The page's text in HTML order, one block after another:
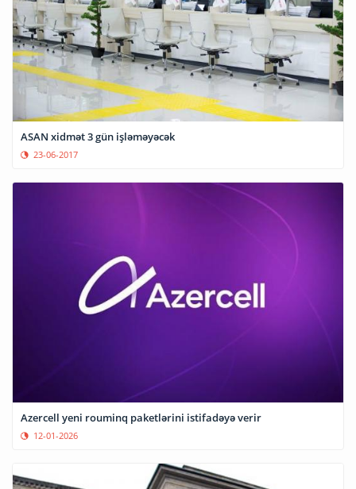
ASAN xidmət 3 gün işləməyəcək
23-06-2017
Azercell yeni rouminq paketlərini istifadəyə verir
12-01-2026